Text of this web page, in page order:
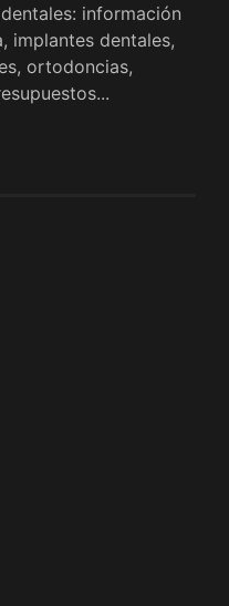
información
implantes dentales,
ortodoncias,